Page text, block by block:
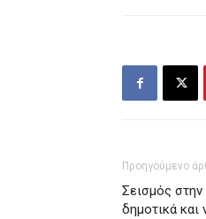
Προηγούμενο
Σεισμός στην
δημοτικά και